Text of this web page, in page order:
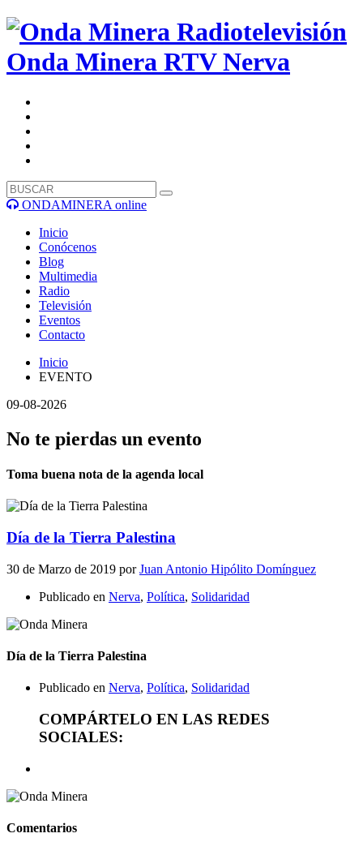
Onda Minera RTVNerva
ONDAMINERA online
Inicio
Conócenos
Blog
Multimedia
Radio
Televisión
Eventos
Contacto
Inicio
EVENTO
09-08-2026
No te pierdas un evento
Toma buena nota de la agenda local
Día de la Tierra Palestina
30 de Marzo de 2019 porJuan Antonio Hipólito Domínguez
Publicado en Nerva, Política, Solidaridad
Día de la Tierra Palestina
Publicado en Nerva, Política, Solidaridad
COMPÁRTELO EN LAS REDES
SOCIALES:
Comentarios